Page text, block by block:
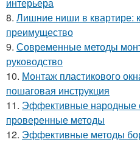
8. Лишние ниши в квартире:
преимущество
9. Современные методы
руководство
10. Монтаж пластикового
пошаговая инструкция
11. Эффективные народные
проверенные методы
12. Эффективные методы